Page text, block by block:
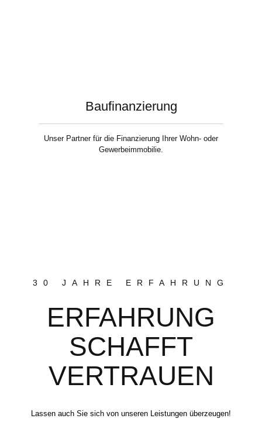
Baufinanzierung
Unser Partner für die Finanzierung Ihrer Wohn- oder
Gewerbeimmobilie.
30 JAHRE ERFAHRUNG
ERFAHRUNG
SCHAFFT
VERTRAUEN
Lassen auch Sie sich von unseren Leistungen überzeugen!